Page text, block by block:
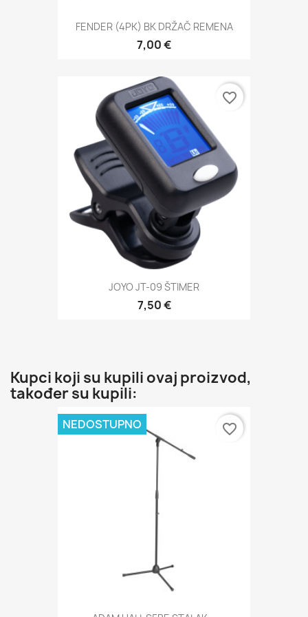
FENDER (4PK) BK DRŽAČ REMENA
7,00 €
JOYO JT-09 ŠTIMER
7,50 €
favorite_border
Kupci koji su kupili ovaj proizvod,
također su kupili:
NEDOSTUPNO favorite_border